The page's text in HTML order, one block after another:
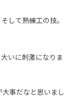
して熟練工の技。
いに刺激になりま
事だなと思いまし